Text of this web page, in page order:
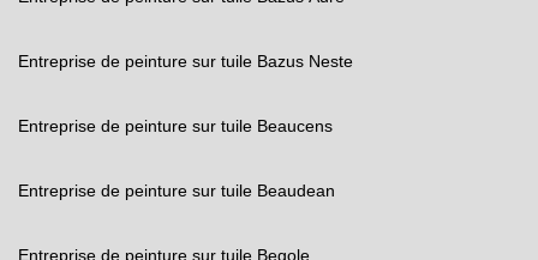
Entreprise de peinture sur tuile Bazus Neste
Entreprise de peinture sur tuile Beaucens
Entreprise de peinture sur tuile Beaudean
Entreprise de peinture sur tuile Begole